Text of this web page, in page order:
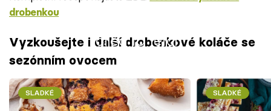
drobenkou
Failed to fetch
Vyzkoušejte i další drobenkové koláče se
sezónním ovocem
SLADKÉ SLADKÉ